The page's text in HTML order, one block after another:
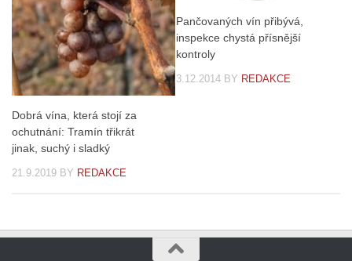
Dobrá vína, která stojí za
ochutnání: Tramín třikrát
jinak, suchý i sladký
21.9.2019 BY REDAKCE
Pančovaných vín přibývá,
inspekce chystá přísnější
kontroly
3.12.2014 BY REDAKCE